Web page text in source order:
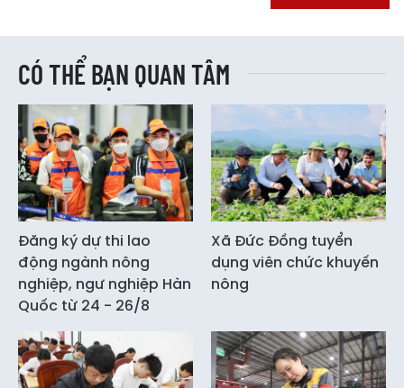
CÓ THỂ BẠN QUAN TÂM
Đăng ký dự thi lao
động ngành nông
nghiệp, ngư nghiệp Hàn
Quốc từ 24 - 26/8
Xã Đức Đồng tuyển
dụng viên chức khuyến
nông